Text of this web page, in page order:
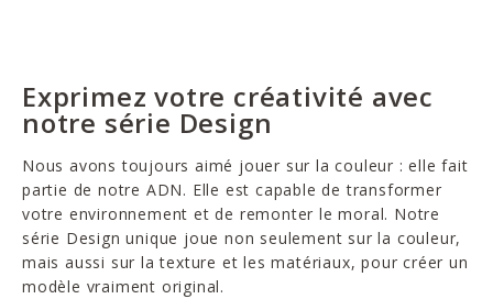
Exprimez votre créativité avec
notre série Design
Nous avons toujours aimé jouer sur la couleur : elle fait
partie de notre ADN. Elle est capable de transformer
votre environnement et de remonter le moral. Notre
série Design unique joue non seulement sur la couleur,
mais aussi sur la texture et les matériaux, pour créer un
modèle vraiment original.